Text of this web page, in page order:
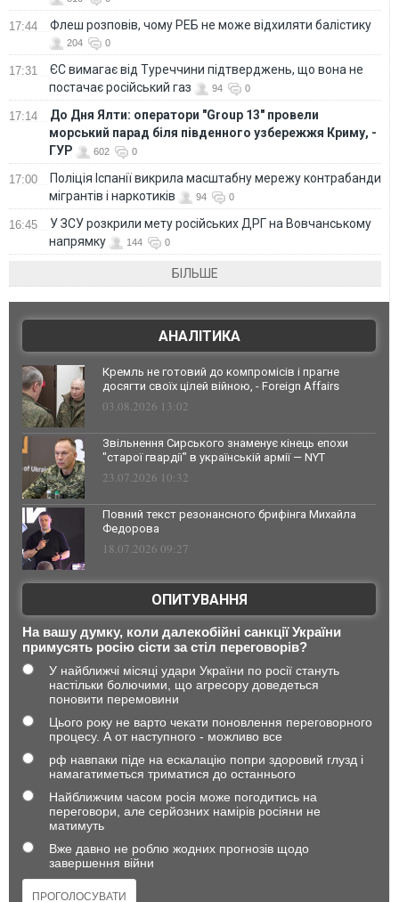
17:44 Флеш розповів, чому РЕБ не може відхиляти балістику
204 0
17:31
ЄС вимагає від Туреччини підтверджень, що вона не
постачає російський газ
94 0
17:14
До Дня Ялти: оператори "Group 13" провели
морський парад біля південного узбережжя Криму, -
ГУР
602 0
17:00
Поліція Іспанії викрила масштабну мережу контрабанди
мігрантів і наркотиків
94 0
16:45
У ЗСУ розкрили мету російських ДРГ на Вовчанському
напрямку
144 0
БІЛЬШЕ
АНАЛІТИКА
Кремль не готовий до компромісів і прагне
досягти своїх цілей війною, - Foreign Affairs
03.08.2026 13:02
Звільнення Сирського знаменує кінець епохи
"старої гвардії" в українській армії — NYT
23.07.2026 10:32
Повний текст резонансного брифінга Михайла
Федорова
18.07.2026 09:27
ОПИТУВАННЯ
На вашу думку, коли далекобійні санкції України
примусять росію сісти за стіл переговорів?
У найближчі місяці удари України по росії стануть
настільки болючими, що агресору доведеться
поновити перемовини
Цього року не варто чекати поновлення переговорного
процесу. А от наступного - можливо все
рф навпаки піде на ескалацію попри здоровий глузд і
намагатиметься триматися до останнього
Найближчим часом росія може погодитись на
переговори, але серйозних намірів росіяни не
матимуть
Вже давно не роблю жодних прогнозів щодо
завершення війни